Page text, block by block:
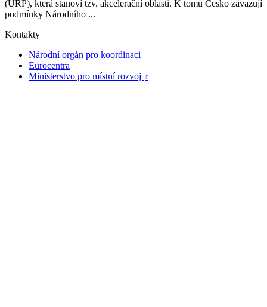
(ÚRP), která stanoví tzv. akcelerační oblasti. K tomu Česko zavazují
podmínky Národního ...
Kontakty
Národní orgán pro koordinaci
Eurocentra
Ministerstvo pro místní rozvoj
